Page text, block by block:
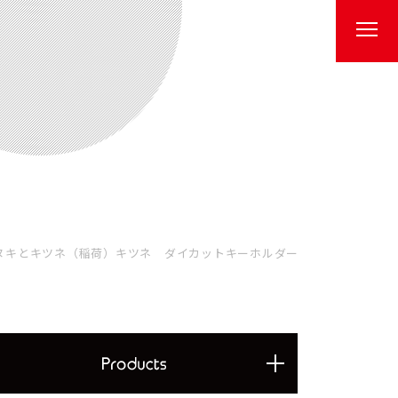
キとキツネ（稲荷）キツネ ダイカットキーホルダー